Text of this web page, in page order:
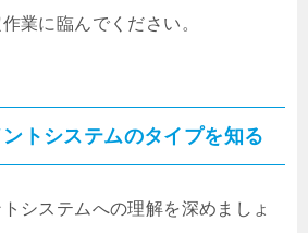
業に臨んでください。
トシステムのタイプを知る
システムへの理解を深めましょ